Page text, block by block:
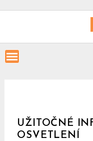
UŽITOČNÉ
OSVETLENÍ